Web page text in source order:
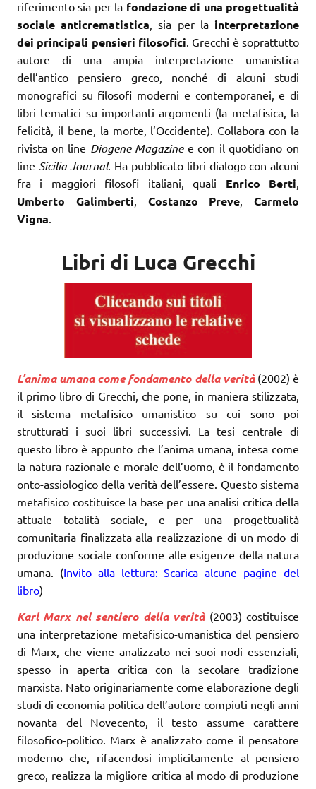
riferimento sia per la fondazione di una progettualità
sociale anticrematistica , sia per la interpretazione
dei principali pensieri filosofici . Grecchi è soprattutto
autore di una ampia interpretazione umanistica
dell’antico pensiero greco, nonché di alcuni studi
monografici su filosofi moderni e contemporanei, e di
libri tematici su importanti argomenti (la metafisica, la
felicità, il bene, la morte, l’Occidente). Collabora con la
rivista on line Diogene Magazinee con il quotidiano on
line Sicilia Journal. Ha pubblicato libri-dialogo con alcuni
fra i maggiori filosofi italiani, quali Enrico Berti
Umberto Galimberti Costanzo Preve
Carmelo
Vigna
Libri di Luca Grecchi
L’anima umana come fondamento della verità (2002) è
il primo libro di Grecchi, che pone, in maniera stilizzata,
il sistema metafisico umanistico su cui sono poi
strutturati i suoi libri successivi. La tesi centrale di
questo libro è appunto che l’anima umana, intesa come
la natura razionale e morale dell’uomo, è il fondamento
onto-assiologico della verità dell’essere. Questo sistema
metafisico costituisce la base per una analisi critica della
attuale totalità sociale, e per una progettualità
comunitaria finalizzata alla realizzazione di un modo di
produzione sociale conforme alle esigenze della natura
umana. (Invito alla lettura:Scarica alcune pagine del
libro)
Karl Marx nel sentiero della verità (2003) costituisce
una interpretazione metafisico-umanistica del pensiero
di Marx, che viene analizzato nei suoi nodi essenziali,
spesso in aperta critica con la secolare tradizione
marxista. Nato originariamente come elaborazione degli
studi di economia politica dell’autore compiuti negli anni
novanta del Novecento, il testo assume carattere
filosofico-politico. Marx è analizzato come il pensatore
moderno che, rifacendosi implicitamente al pensiero
greco, realizza la migliore critica al modo di produzione